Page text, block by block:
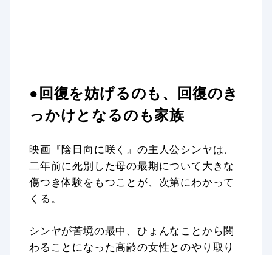
●回復を妨げるのも、回復のき
っかけとなるのも家族
映画『陰日向に咲く』の主人公シンヤは、
二年前に死別した母の最期について大きな
傷つき体験をもつことが、次第にわかって
くる。
シンヤが苦境の最中、ひょんなことから関
わることになった高齢の女性とのやり取り